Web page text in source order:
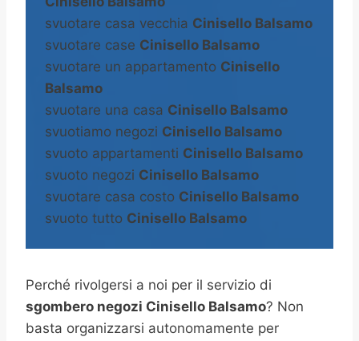
svuotare casa vecchia Cinisello Balsamo
svuotare case Cinisello Balsamo
svuotare un appartamento Cinisello
Balsamo
svuotare una casa Cinisello Balsamo
svuotiamo negozi Cinisello Balsamo
svuoto appartamenti Cinisello Balsamo
svuoto negozi Cinisello Balsamo
svuotare casa costo Cinisello Balsamo
svuoto tutto Cinisello Balsamo
Perché rivolgersi a noi per il servizio di
sgombero negozi Cinisello Balsamo? Non
basta organizzarsi autonomamente per